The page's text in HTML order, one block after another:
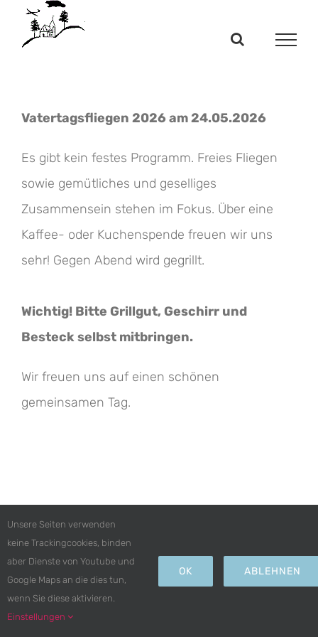
Inhalt
Vatertagsfliegen 2026 am 24.05.2026
Es gibt kein festes Programm. Freies Fliegen
sowie gemütliches und geselliges
Zusammensein stehen im Fokus. Über eine
Kaffee- oder Kuchenspende freuen wir uns
sehr! Gegen Abend wird gegrillt.
Wichtig! Bitte Grillgut, Geschirr und
Besteck selbst mitbringen.
Wir freuen uns auf einen schönen
gemeinsamen Tag.
© Copyright 2018 - 2026 | byMSFC- Möninger Berg|
IMPRESSUM
Unsere Seiten verwenden
keine Trackingcookies, binden
aber Dienste von Youtube und
Google Maps an die dies tun,
wenn Sie diese aktivieren.
Einstellungen
OK ABLEHNEN